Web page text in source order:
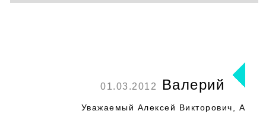
01.03.2012 Валерий
Уважаемый Алексей Викторович, А